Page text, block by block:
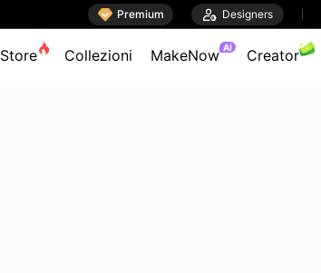
 Premium  Designers
Store Collezioni MakeNow AI Creator